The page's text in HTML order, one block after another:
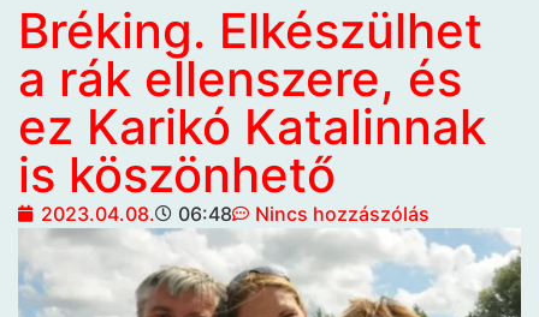
Bréking. Elkészülhet
a rák ellenszere, és
ez Karikó Katalinnak
is köszönhető
2023.04.08. 06:48 Nincs hozzászólás